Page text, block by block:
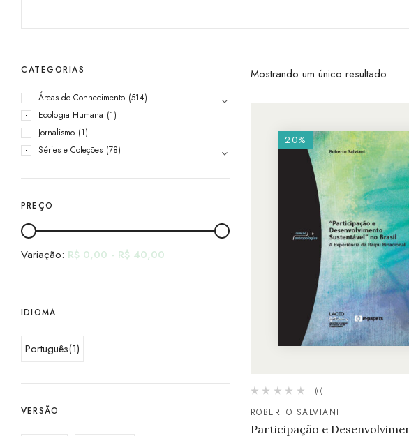
CATEGORIAS
Áreas do Conhecimento (514)
Ecologia Humana (1)
Jornalismo (1)
Séries e Coleções (78)
PREÇO
Variação: R$ 0,00 - R$ 40,00
IDIOMA
Português(1)
VERSÃO
Mostrando um único resultado
20%
(0)
ROBERTO SALVIANI
Participação e